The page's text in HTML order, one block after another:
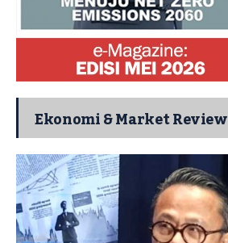
Ekonomi & Market Review